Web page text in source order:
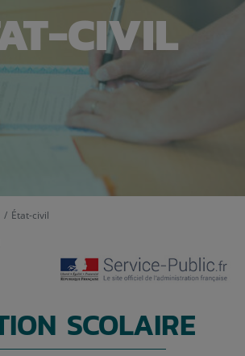
CIVIL
État-civil
SCOLAIRE